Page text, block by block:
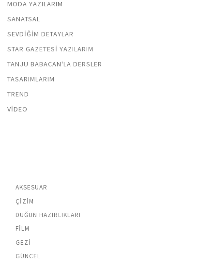
MODA YAZILARIM
SANATSAL
SEVDIĞIM DETAYLAR
STAR GAZETESI YAZILARIM
TANJU BABACAN'LA DERSLER
TASARIMLARIM
TREND
VIDEO
AKSESUAR
ÇIZIM
DÜĞÜN HAZIRLIKLARI
FILM
GEZI
GÜNCEL